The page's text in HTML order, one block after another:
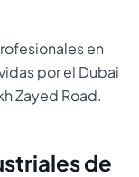
en
por el Dubai
Zayed Road.
de